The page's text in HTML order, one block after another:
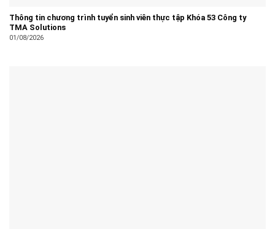
Thông tin chương trình tuyển sinh viên thực tập Khóa 53 Công ty
TMA Solutions
01/08/2026